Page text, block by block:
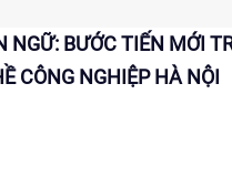
NGỮ: BƯỚC TIẾN MỚI
CÔNG NGHIỆP HÀ NỘI